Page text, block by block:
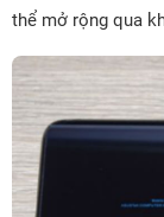
thể mở rộng qua